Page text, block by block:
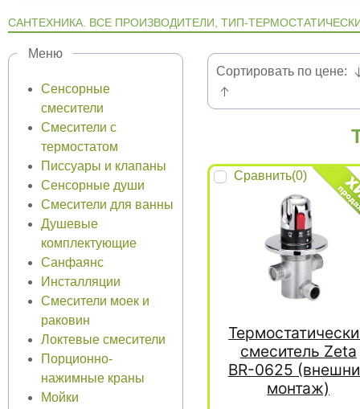
CАНТЕХНИКА. ВСЕ ПРОИЗВОДИТЕЛИ, ТИП-
Меню
Сенсорные
смесители
Смесители с
термостатом
Писсуары и клапаны
Сенсорные души
Смесители для ванны
Душевые
комплектующие
Санфаянс
Инсталляции
Смесители моек и
раковин
Локтевые смесители
Порционно-
нажимные краны
Мойки
Сортировать по цене:
Сравнить(0)
смеситель Zeta
BR-0625
монтаж)